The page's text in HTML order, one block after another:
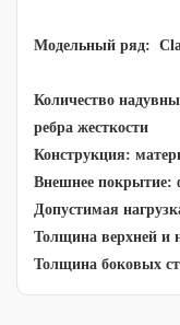
Модельный ряд:
Количество
ребра жесткости
Конструкция:
Внешнее покрытие:
Допустимая
Толщина верхней и
Толщина боковых